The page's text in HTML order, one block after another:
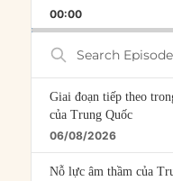
RATE
00:00
Search
Episodes
Giai đoạn tiếp theo
của Trung Quốc
06/08/2026
Nỗ lực âm thầm của